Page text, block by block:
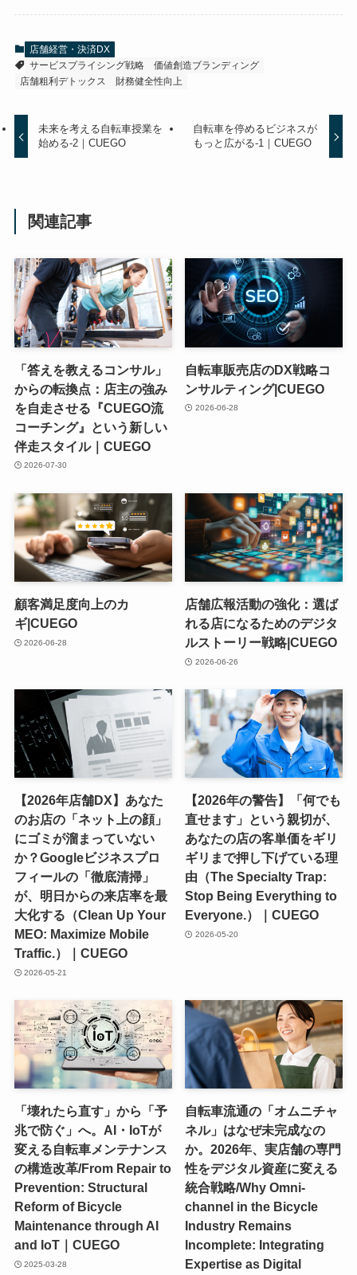
店舗経営・決済DX
サービスプライシング戦略
価値創造ブランディング
店舗粗利デトックス
財務健全性向上
未来を考える自転車授業を
始める-2｜CUEGO
自転車を停めるビジネスが
もっと広がる-1｜CUEGO
関連記事
「答えを教えるコンサル」
からの転換点：店主の強み
を自走させる『CUEGO流
コーチング』という新しい
伴走スタイル｜CUEGO
2026-07-30
自転車販売店のDX戦略コ
ンサルティング|CUEGO
2026-06-28
顧客満足度向上のカ
ギ|CUEGO
2026-06-28
店舗広報活動の強化：選ば
れる店になるためのデジタ
ルストーリー戦略|CUEGO
2026-06-26
【2026年店舗DX】あなた
のお店の「ネット上の顔」
にゴミが溜まっていない
か？Googleビジネスプロ
フィールの「徹底清掃」
が、明日からの来店率を最
大化する（Clean Up Your
MEO: Maximize Mobile
Traffic.）｜CUEGO
2026-05-21
【2026年の警告】「何でも
直せます」という親切が、
あなたの店の客単価をギリ
ギリまで押し下げている理
由（The Specialty Trap:
Stop Being Everything to
Everyone.）｜CUEGO
2026-05-20
「壊れたら直す」から「予
兆で防ぐ」へ。AI・IoTが
変える自転車メンテナンス
の構造改革/From Repair to
Prevention: Structural
Reform of Bicycle
Maintenance through AI
and IoT｜CUEGO
2025-03-28
自転車流通の「オムニチャ
ネル」はなぜ未完成なの
か。2026年、実店舗の専門
性をデジタル資産に変える
統合戦略/Why Omni-
channel in the Bicycle
Industry Remains
Incomplete: Integrating
Expertise as Digital